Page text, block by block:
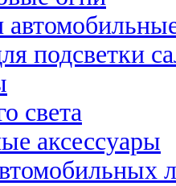
подсветки
света
аксессуары